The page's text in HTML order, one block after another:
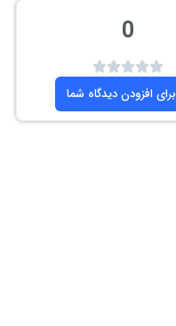
0
برای افزودن دیدگاه شما